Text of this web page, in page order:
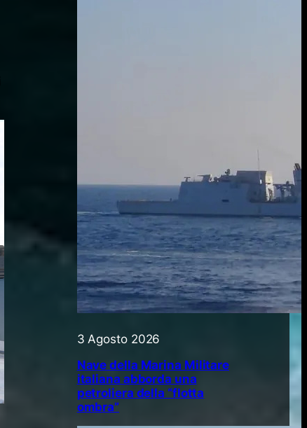
3 Agosto 2026
Nave della Marina Militare
italiana abborda una
petroliera della “flotta
ombra”